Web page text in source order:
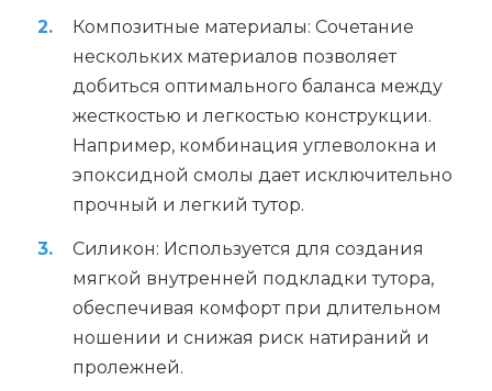
Композитные материалы: Сочетание
нескольких материалов позволяет
добиться оптимального баланса между
жесткостью и легкостью конструкции.
Например, комбинация углеволокна и
эпоксидной смолы дает исключительно
прочный и легкий тутор.
Силикон: Используется для создания
мягкой внутренней подкладки тутора,
обеспечивая комфорт при длительном
ношении и снижая риск натираний и
пролежней.